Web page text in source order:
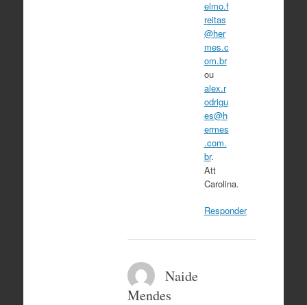
elmo.f
reitas
@her
mes.c
om.br
ou
alex.r
odrigu
es@h
ermes
.com.
br.
Att
Carolina.
Responder
Naide
Mendes